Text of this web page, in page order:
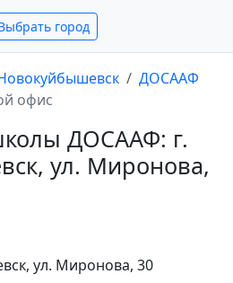
город
ДОСААФ
офис
ДОСААФ: г.
ул. Миронова,
ул. Миронова, 30